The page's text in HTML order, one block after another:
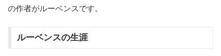
の作者がルーベンスです。
ルーベンスの生涯